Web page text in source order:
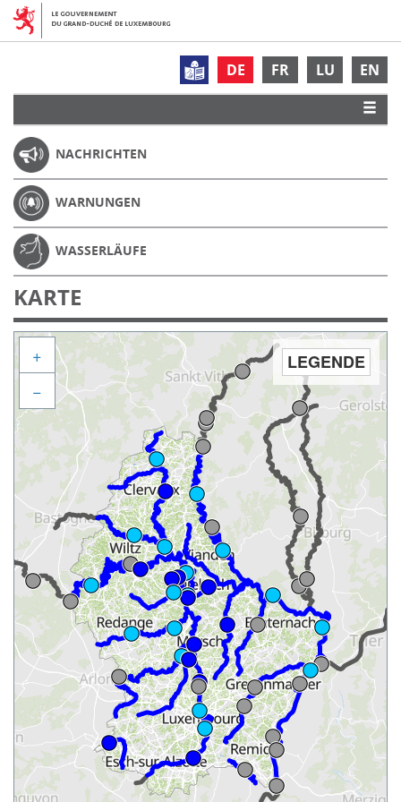
DE FR LU EN
NACHRICHTEN
WARNUNGEN
WASSERLÄUFE
KARTE
LEGENDE
+
−